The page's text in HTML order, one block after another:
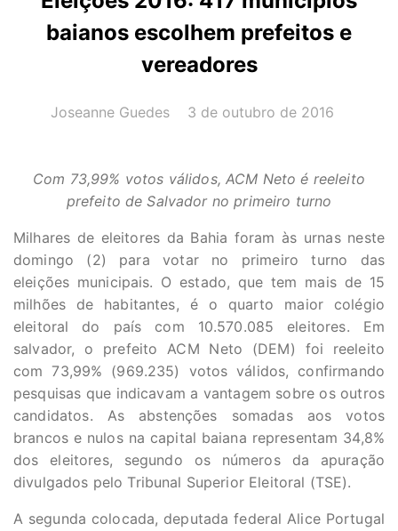
baianos escolhem prefeitos e
vereadores
AUTOR(A):
Joseanne Guedes DATA:
3 de outubro de 2016
Com 73,99% votos válidos, ACM Neto é reeleito
prefeito de Salvador no primeiro turno
Milhares de eleitores da Bahia foram às urnas neste
domingo (2) para votar no primeiro turno das
eleições municipais. O estado, que tem mais de 15
milhões de habitantes, é o quarto maior colégio
eleitoral do país com 10.570.085 eleitores. Em
salvador, o prefeito ACM Neto (DEM) foi reeleito
com 73,99% (969.235) votos válidos, confirmando
pesquisas que indicavam a vantagem sobre os outros
candidatos. As abstenções somadas aos votos
brancos e nulos na capital baiana representam 34,8%
dos eleitores, segundo os números da apuração
divulgados pelo Tribunal Superior Eleitoral (TSE).
A segunda colocada, deputada federal Alice Portugal